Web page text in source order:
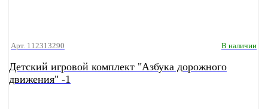
Арт. 112313290 В наличии
Детский игровой комплект "Азбука дорожного
движения" -1